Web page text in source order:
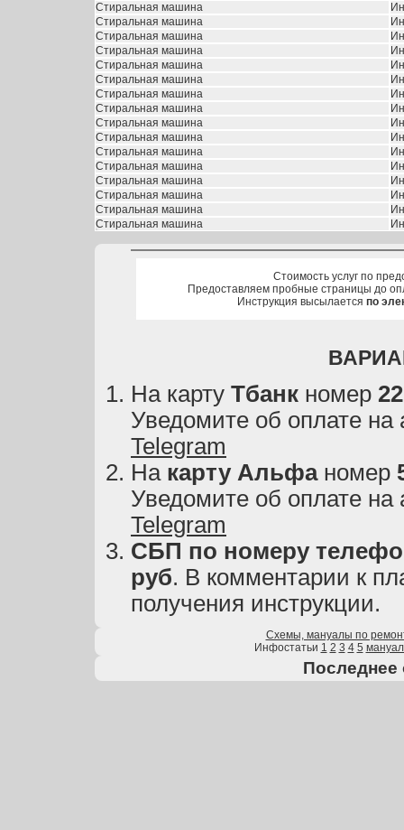
Стиральная машина
Стиральная машина
Стиральная машина
Стиральная машина
Стиральная машина
Стиральная машина
Стиральная машина
Стиральная машина
Стиральная машина
Стиральная машина
Стиральная машина
Стиральная машина
Стиральная машина
Стиральная машина
Стиральная машина
Стиральная машина
Стоимость услуг по
Предоставляем пробные страницы до
Инструкция высылается по
На карту Тбанк номер
Уведомите об оплате на
Telegram
На карту Альфаномер
Уведомите об оплате на
Telegram
СБП по номеру
руб. В комментарии к
получения инструкции.
Схемы, мануалы по
Инфостатьи 1 2 3 4 5